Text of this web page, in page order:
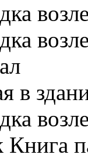
в
Книга